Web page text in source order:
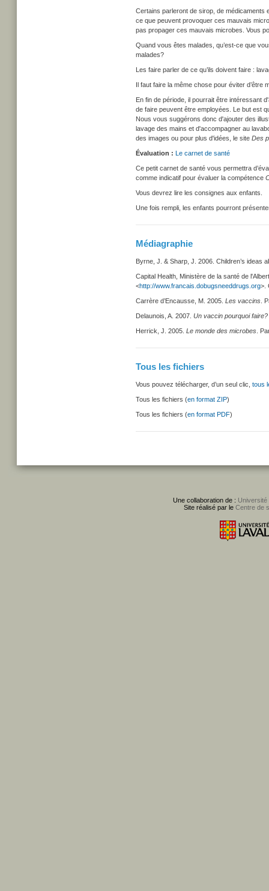
Certains parleront de sirop, de médicaments
ce que peuvent provoquer ces mauvais
pas propager ces mauvais microbes. Vous
Quand vous êtes malades, qu’est-ce que
malades?
Les faire parler de ce qu’ils doivent faire :
Il faut faire la même chose pour éviter d’être
En fin de période, il pourrait être intéressant
de faire peuvent être employées. Le but est
Nous vous suggérons donc d'ajouter des
lavage des mains et d'accompagner au
des images ou pour plus d'idées, le site Des
Évaluation : Le carnet de santé
Ce petit carnet de santé vous permettra
comme indicatif pour évaluer la compétence
Vous devrez lire les consignes aux enfants.
Une fois rempli, les enfants pourront
Médiagraphie
Byrne, J. & Sharp, J. 2006. Children’s ideas
Capital Health, Ministère de la santé de
<http://www.francais.dobugsneeddrugs.org>.
Carrère d’Encausse, M. 2005. Les vaccins .
Delaunois, A. 2007. Un vaccin pourquoi faire?
Herrick, J. 2005. Le monde des microbes .
Tous les fichiers
Vous pouvez télécharger, d’un seul clic, tous
Tous les fichiers (en format ZIP)
Tous les fichiers (en format PDF)
Une collaboration de : Université
Site réalisé par le Centre de